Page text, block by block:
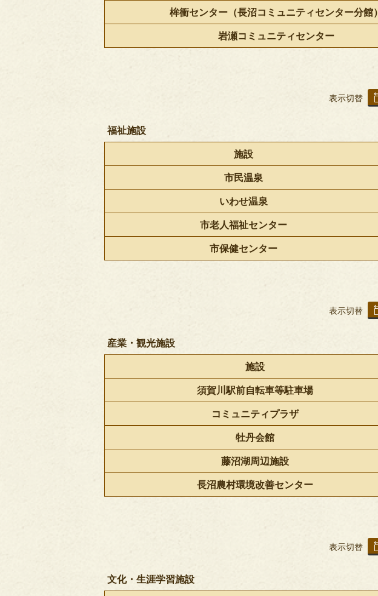
桙衝センター（長沼コミュニティセンター分館）
岩瀬コミュニティセンター
表
の
表示切替
福祉施設
施設
市民温泉
いわせ温泉
市老人福祉センター
市保健センター
表
の
表示切替
産業・観光施設
施設
須賀川駅前自転車等駐車場
コミュニティプラザ
牡丹会館
藤沼湖周辺施設
長沼農村環境改善センター
表
の
表示切替
文化・生涯学習施設